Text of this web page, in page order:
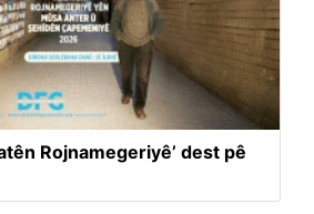
Rojnamegeriyê’ dest pê